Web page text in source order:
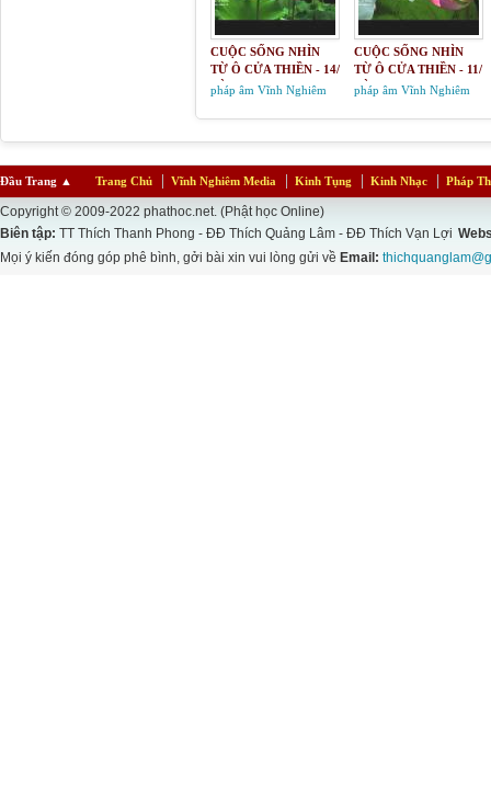
CUỘC SỐNG NHÌN
TỪ Ô CỬA THIỀN - 14/
LỜI KINH TRONG
pháp âm Vĩnh Nghiêm
CUỘC SỐNG NHÌN
TỪ Ô CỬA THIỀN - 11/
LỜI KINH TRONG
15
pháp âm Vĩnh Nghiêm
Đầu Trang ▲ Trang Chủ Vĩnh Nghiêm Media Kinh Tụng Kinh Nhạc Pháp
Copyright © 2009-2022 phathoc.net. (Phật học Online)
Biên tập: TT Thích Thanh Phong - ĐĐ Thích Quảng Lâm - ĐĐ Thích Vạn Lợi
Mọi ý kiến đóng góp phê bình, gởi bài xin vui lòng gửi về Email: